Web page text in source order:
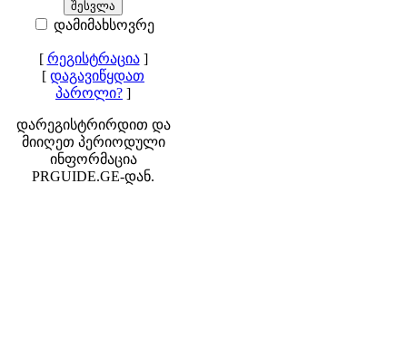
დამიმახსოვრე
[ რეგისტრაცია]
[ დაგავიწყდათ
პაროლი? ]
დარეგისტრირდით და
მიიღეთ პერიოდული
ინფორმაცია
PRGUIDE.GE-დან.